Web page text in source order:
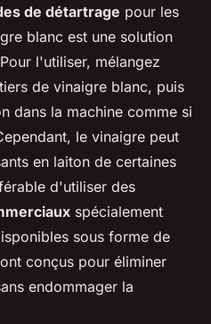
de détartrage pour les
blanc est une solution
l'utiliser, mélangez
de vinaigre blanc, puis
dans la machine comme si
le vinaigre peut
en laiton de certaines
d'utiliser des
spécialement
sous forme de
conçus pour éliminer
endommager la